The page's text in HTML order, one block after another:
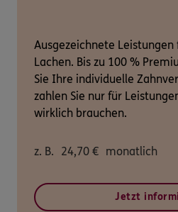
Ausgezeichnete
Lachen. Bis zu 100 %
Sie Ihre individuelle
zahlen Sie nur für
wirklich brauchen.
z. B. 24,70 € monatlich
Jetzt